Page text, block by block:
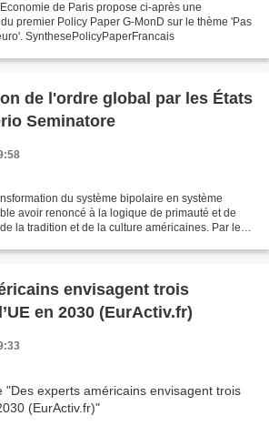
de Paris propose ci-après une
premier Policy Paper G-MonD sur le thème 'Pas
SynthesePolicyPaperFrancais
de l'ordre global par les États
Seminatore
du système bipolaire en système
avoir renoncé à la logique de primauté et de
la tradition et de la culture américaines. Par le
envisagent trois
en 2030 (EurActiv.fr)